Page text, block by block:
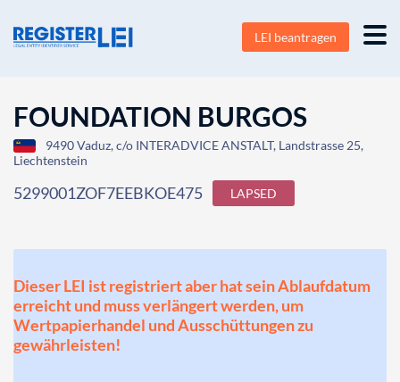
LEI beantragen
FOUNDATION BURGOS
9490 Vaduz, c/o INTERADVICE ANSTALT, Landstrasse 25,
Liechtenstein
5299001ZOF7EEBKOE475 LAPSED
Dieser LEI ist registriert aber hat sein Ablaufdatum
erreicht und muss verlängert werden, um
Wertpapierhandel und Ausschüttungen zu
gewährleisten!